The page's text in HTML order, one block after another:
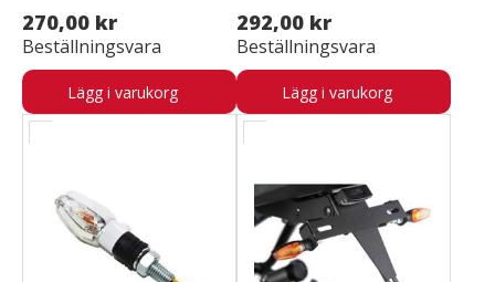
270,00 kr
Beställningsvara
Lägg i varukorg
292,00 kr
Beställningsvara
Lägg i varukorg